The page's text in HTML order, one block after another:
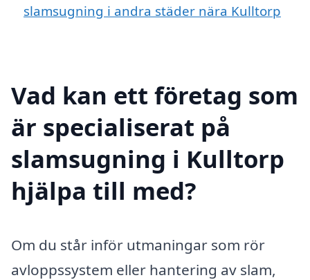
slamsugning i andra städer nära Kulltorp
Vad kan ett företag som
är specialiserat på
slamsugning i Kulltorp
hjälpa till med?
Om du står inför utmaningar som rör
avloppssystem eller hantering av slam,